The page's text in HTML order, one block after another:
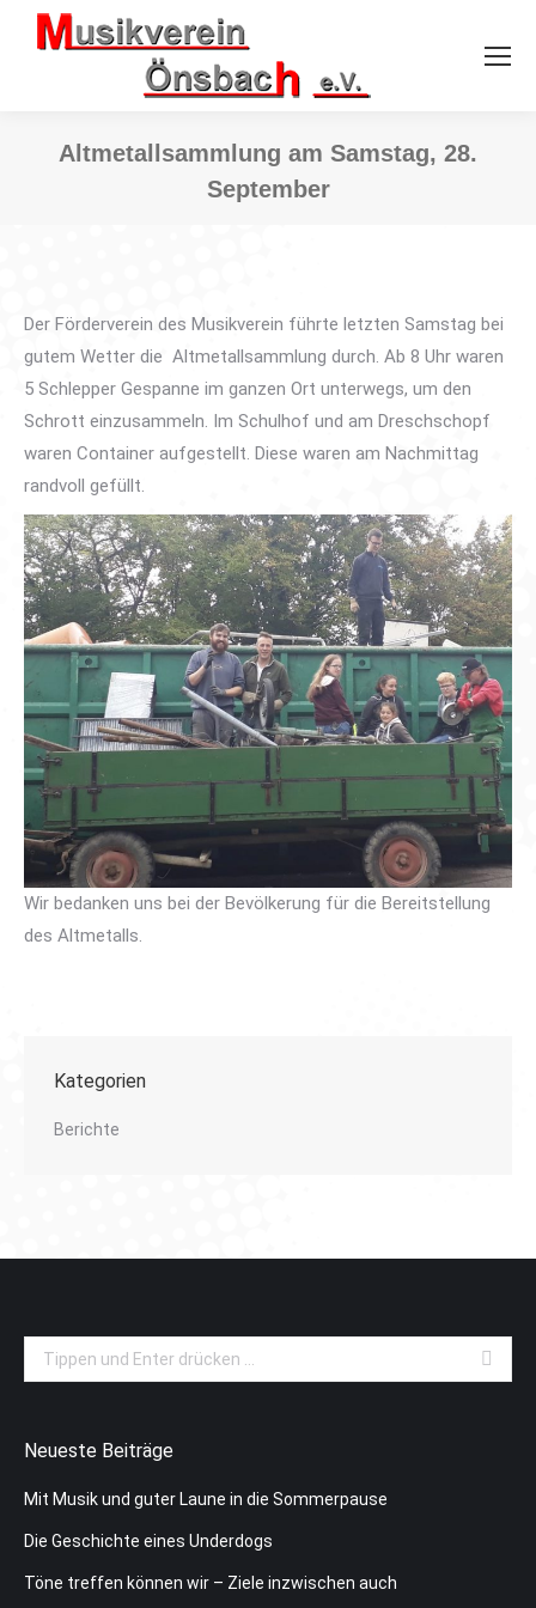
Altmetallsammlung am Samstag, 28.
September
Der Förderverein des Musikverein führte letzten Samstag bei
gutem Wetter die Altmetallsammlung durch. Ab 8 Uhr waren
5 Schlepper Gespanne im ganzen Ort unterwegs, um den
Schrott einzusammeln. Im Schulhof und am Dreschschopf
waren Container aufgestellt. Diese waren am Nachmittag
randvoll gefüllt.
Wir bedanken uns bei der Bevölkerung für die Bereitstellung
des Altmetalls.
Kategorien
Berichte
Search:
Neueste Beiträge
Mit Musik und guter Laune in die Sommerpause
Die Geschichte eines Underdogs
Töne treffen können wir – Ziele inzwischen auch